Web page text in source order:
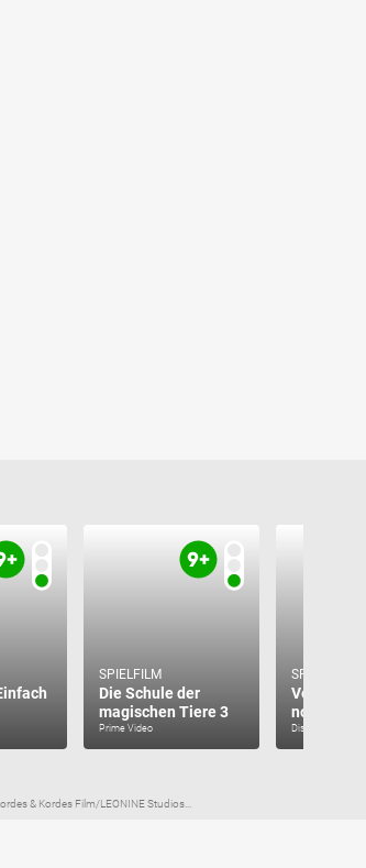
SPIELFILM
Die Schule der
magischen Tiere 3
Prime Video
SPIELFILM
Verwünscht
nochmal
Disney+
& Kordes Film/LEONINE Studios...